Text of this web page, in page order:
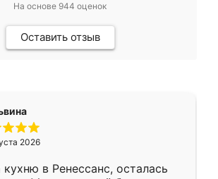
На основе 944 оценок
Оставить отзыв
2026
кухню в Ренессанс, осталась